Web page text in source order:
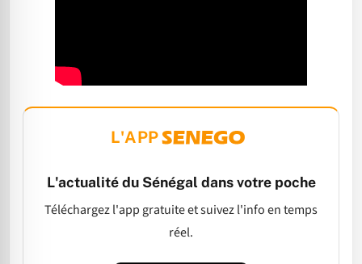
L'APP
L'actualité du Sénégal dans votre poche
Téléchargez l'app gratuite et suivez l'info en temps
réel.